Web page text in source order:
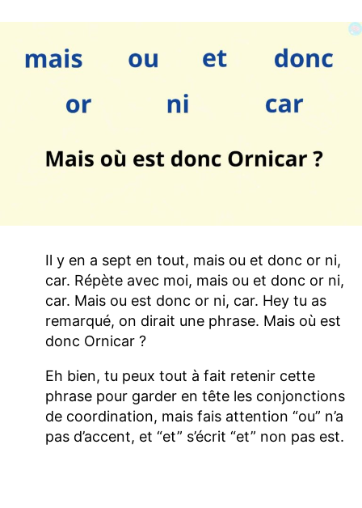
Il y en a sept en tout, mais ou et donc or ni,
car. Répète avec moi, mais ou et donc or ni,
car. Mais ou est donc or ni, car. Hey tu as
remarqué, on dirait une phrase. Mais où est
donc Ornicar ?
Eh bien, tu peux tout à fait retenir cette
phrase pour garder en tête les conjonctions
de coordination, mais fais attention “ou” n’a
pas d’accent, et “et” s’écrit “et” non pas est.